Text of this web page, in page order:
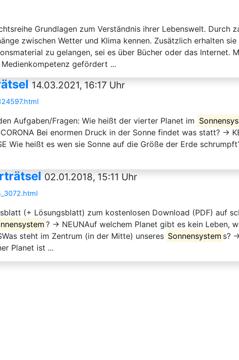
Grundlagen zum Verständnis ihrer Lebenswelt. Durch
zwischen Wetter und Klima kennen. Zusätzlich erhalten
zu gelangen, sei es über Bücher oder das Internet.
gefördert ...
14.03.2021, 16:17 Uhr
Aufgaben/Fragen: Wie heißt der vierter Planet im
Bei enormen Druck in der Sonne findet was statt? →
Wie heißt es wen sie Sonne auf die Größe der Erde
02.01.2018, 15:11 Uhr
(+ Lösungsblatt) zum kostenlosen Download (PDF) auf
? → NEUNAuf welchem Planet gibt es kein Leben,
steht im Zentrum (in der Mitte) unseres Sonnensystem s?
Planet ist ...